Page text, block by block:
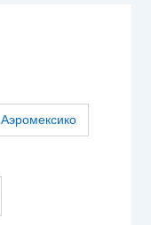
Аэромексико